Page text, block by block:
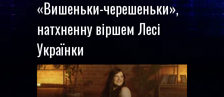
«Вишеньки-черешеньки»,
натхненну віршем Лесі
Українки